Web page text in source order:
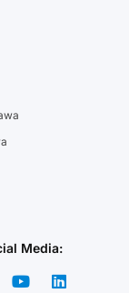
Media: